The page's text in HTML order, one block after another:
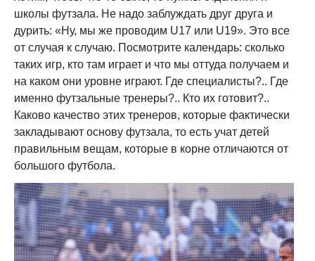
школы футзала. Не надо заблуждать друг друга и
дурить: «Ну, мы же проводим U17 или U19». Это все
от случая к случаю. Посмотрите календарь: сколько
таких игр, кто там играет и что мы оттуда получаем и
на каком они уровне играют. Где специалисты?.. Где
именно футзальные тренеры?.. Кто их готовит?..
Каково качество этих тренеров, которые фактически
закладывают основу футзала, то есть учат детей
правильным вещам, которые в корне отличаются от
большого футбола.